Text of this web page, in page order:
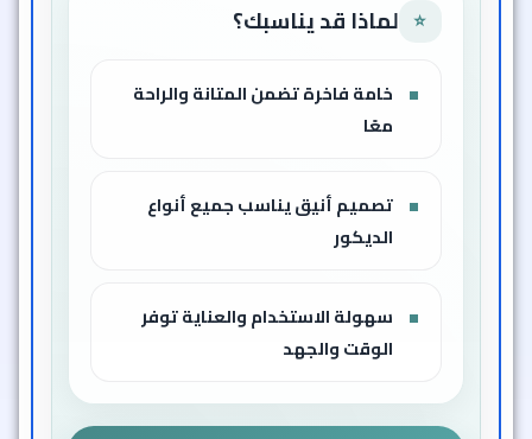
⭐ لماذا قد يناسبك؟
خامة فاخرة تضمن المتانة والراحة
معًا
تصميم أنيق يناسب جميع أنواع
الديكور
سهولة الاستخدام والعناية توفر
الوقت والجهد